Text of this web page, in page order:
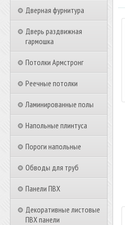
Дверная фурнитура
Дверь раздвижная
гармошка
Потолки Армстронг
Реечные потолки
Ламинированные полы
Напольные плинтуса
Пороги напольные
Обводы для труб
Панели ПВХ
Декоративные листовые
ПВХ панели